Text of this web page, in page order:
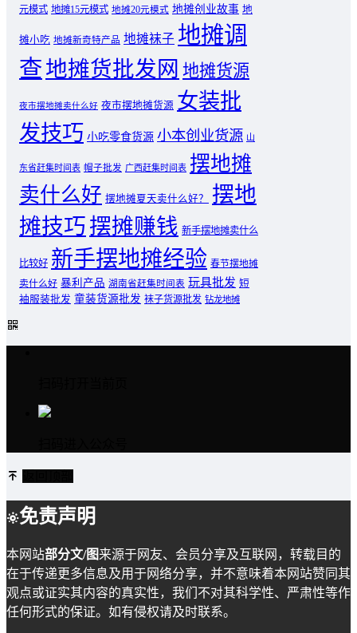
元模式 地摊15元模式 地摊20元模式 地摊创业故事 地
摊小吃 地摊新奇特产品 地摊袜子 地摊调
查地摊货批发网 地摊货源
夜市摆地摊卖什么好 夜市摆地摊货源 女装批
发技巧 小吃零食货源 小本创业货源 山
东省赶集时间表 帽子批发 广西赶集时间表 摆地摊
卖什么好 摆地摊夏天卖什么好？
摆地
摊技巧摆摊赚钱 新手摆地摊卖什么
比较好 新手摆地摊经验 春节摆地摊
卖什么好 暴利产品 湖南省赶集时间表 玩具批发 短
袖服装批发 童装货源批发 袜子货源批发 钻龙地摊
免责声明
本网站部分文/图来源于网友、会员分享及互联网，转载目的
在于传递更多信息及用于网络分享，并不意味着本网站赞同其
观点或证实其内容的真实性，我们不对其科学性、严肃性等作
任何形式的保证。如有侵权请及时联系。